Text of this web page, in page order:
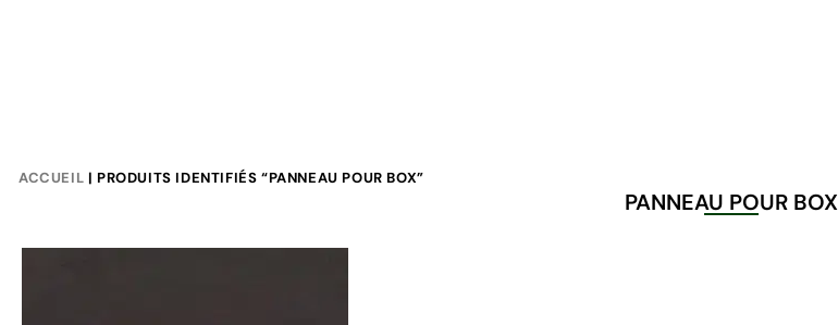
ACCUEIL | PRODUITS IDENTIFIÉS “PANNEAU POUR BOX”
PANNEAU POUR BOX